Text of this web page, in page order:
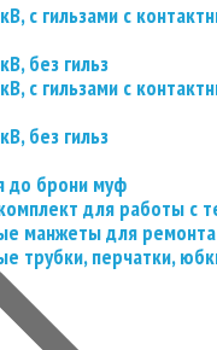
с гильзами с
без гильз
с гильзами с
без гильз
до брони муф
комплект для работы
манжеты для
трубки, перчатки,